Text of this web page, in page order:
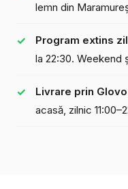
lemn din
Program extins
la 22:30. Weekend
Livrare prin Glovo
acasă, zilnic